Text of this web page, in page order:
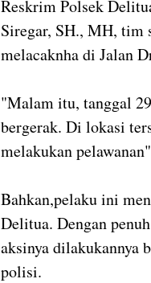
Reskrim Polsek
Siregar, SH., MH, tim
melacaknha di Jalan
"Malam itu, tanggal
bergerak. Di lokasi
melakukan
Bahkan,pelaku ini
Delitua. Dengan
aksinya dilakukannya
polisi.